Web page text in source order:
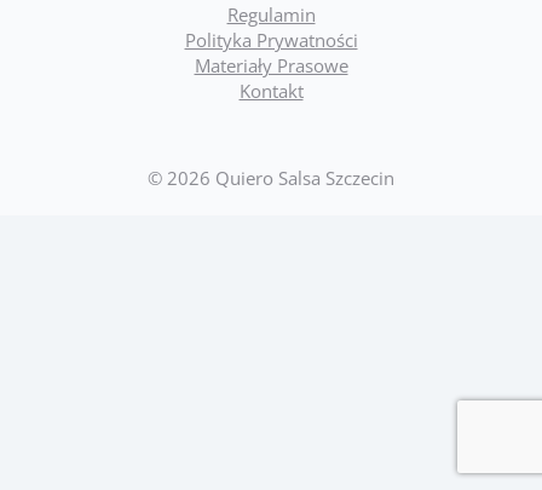
Regulamin
Polityka Prywatności
Materiały Prasowe
Kontakt
© 2026 Quiero Salsa Szczecin